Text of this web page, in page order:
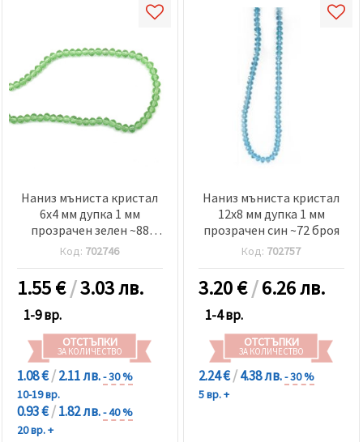
Наниз мъниста кристал
6x4 мм дупка 1 мм
прозрачен зелен ~88
броя
Код: 702746
1.55€/3.03 лв.
1-9 вр.
ОТСТЪПКИ
ЗА КОЛИЧЕСТВО
1.08 €/2.11 лв.- 30 %
10-19 вр.
0.93 €/1.82 лв.- 40 %
20 вр. +
Наниз мъниста кристал
12x8 мм дупка 1 мм
прозрачен син ~72 броя
Код: 702757
3.20€/6.26 лв.
1-4 вр.
ОТСТЪПКИ
ЗА КОЛИЧЕСТВО
2.24 €/4.38 лв.- 30 %
5 вр. +